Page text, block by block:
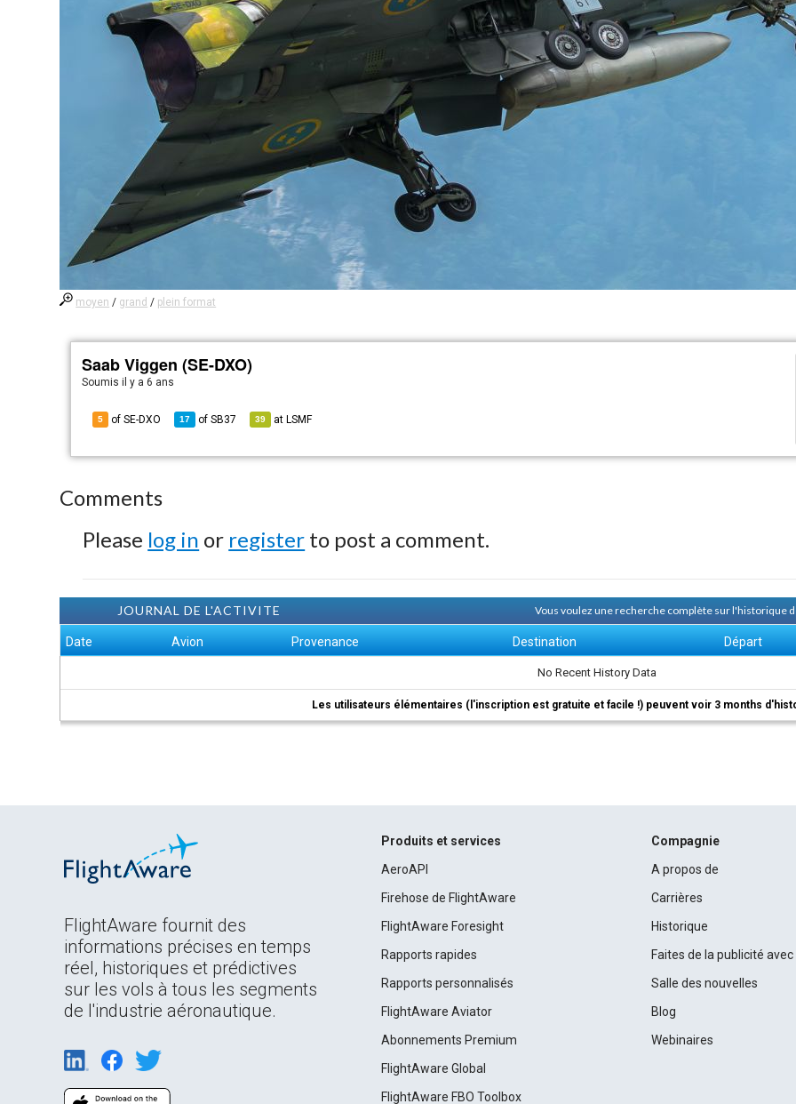
moyen / grand / plein format
Saab Viggen (SE-DXO)
Soumisil y a 6 ans
5 of SE-DXO 17 ofSB37 39 at LSMF
Comments
Please log in or register to post a comment.
JOURNAL DE L'ACTIVITE Vous voulez une recherche complète sur l'historique
Date Avion Provenance Destination Départ
No Recent History Data
Les utilisateurs élémentaires (l'inscription est gratuite et facile !) peuvent voir 3 months
FlightAware fournit des
informations précises en temps
réel, historiques et prédictives
sur les vols à tous les segments
de l'industrie aéronautique.
Produits et services
AeroAPI
Firehose de FlightAware
FlightAware Foresight
Rapports rapides
Rapports personnalisés
FlightAware Aviator
Abonnements Premium
FlightAware Global
FlightAware FBO Toolbox
Compagnie
A propos de
Carrières
Historique
Faites de la publicité
Salle des nouvelles
Blog
Webinaires